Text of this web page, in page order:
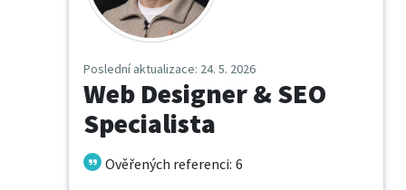
Poslední aktualizace: 24. 5. 2026
Web Designer & SEO
Specialista
Ověřených referenci: 6